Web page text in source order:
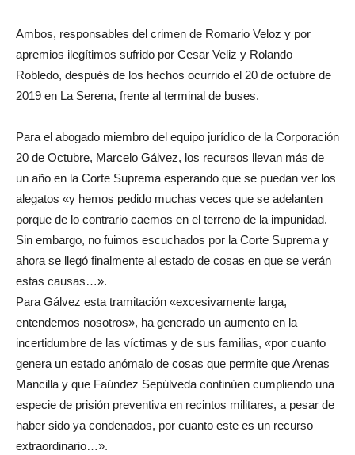
Ambos, responsables del crimen de Romario Veloz y por
apremios ilegítimos sufrido por Cesar Veliz y Rolando
Robledo, después de los hechos ocurrido el 20 de octubre de
2019 en La Serena, frente al terminal de buses.
Para el abogado miembro del equipo jurídico de la Corporación
20 de Octubre, Marcelo Gálvez, los recursos llevan más de
un año en la Corte Suprema esperando que se puedan ver los
alegatos «y hemos pedido muchas veces que se adelanten
porque de lo contrario caemos en el terreno de la impunidad.
Sin embargo, no fuimos escuchados por la Corte Suprema y
ahora se llegó finalmente al estado de cosas en que se verán
estas causas…».
Para Gálvez esta tramitación «excesivamente larga,
entendemos nosotros», ha generado un aumento en la
incertidumbre de las víctimas y de sus familias, «por cuanto
genera un estado anómalo de cosas que permite que Arenas
Mancilla y que Faúndez Sepúlveda continúen cumpliendo una
especie de prisión preventiva en recintos militares, a pesar de
haber sido ya condenados, por cuanto este es un recurso
extraordinario…».